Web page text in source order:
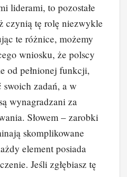
liderami, to pozostałe
czynią tę rolę niezwykle
te różnice, możemy
wniosku, że polscy
od pełnionej funkcji,
swoich zadań, a w
wynagradzani za
Słowem – zarobki
skomplikowane
element posiada
Jeśli zgłębiasz tę